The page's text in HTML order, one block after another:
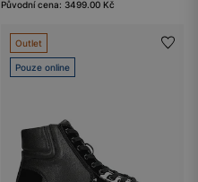
Původní cena: 3499.00 Kč
Outlet
Pouze online